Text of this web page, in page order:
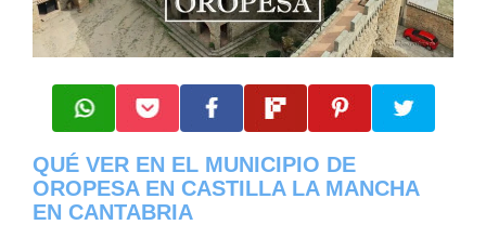
QUÉ VER EN EL MUNICIPIO DE
OROPESA EN CASTILLA LA MANCHA
EN CANTABRIA